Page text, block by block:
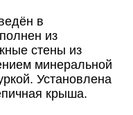
в
из
стены из
минеральной
Установлена
крыша.